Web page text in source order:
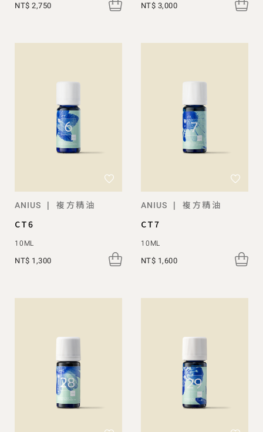
NT$ 2,750 NT$ 3,000
ANIUS |
複方精油
CT6
10ML
NT$ 1,300
ANIUS |
複方精油
CT7
10ML
NT$ 1,600